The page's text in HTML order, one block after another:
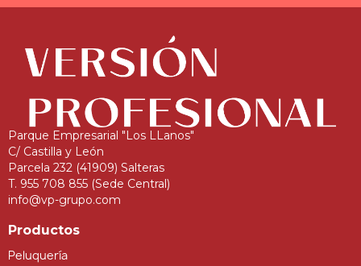
Parque Empresarial "Los LLanos"
C/ Castilla y León
Parcela 232 (41909) Salteras
T. 955 708 855 (Sede Central)
info@vp-grupo.com
Productos
Peluquería